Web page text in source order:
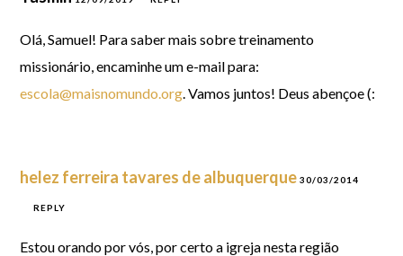
Olá, Samuel! Para saber mais sobre treinamento
missionário, encaminhe um e-mail para:
escola@maisnomundo.org. Vamos juntos! Deus abençoe (:
helez ferreira tavares de albuquerque 30/03/2014
REPLY
Estou orando por vós, por certo a igreja nesta região